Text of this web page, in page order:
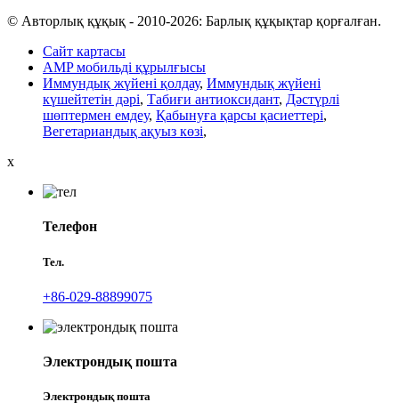
© Авторлық құқық - 2010-2026: Барлық құқықтар қорғалған.
Сайт картасы
AMP мобильді құрылғысы
Иммундық жүйені қолдау, Иммундық жүйені
күшейтетін дәрі, Табиғи антиоксидант, Дәстүрлі
шөптермен емдеу, Қабынуға қарсы қасиеттері,
Вегетариандық ақуыз көзі,
x
Телефон
Тел.
+86-029-88899075
Электрондық пошта
Электрондық пошта